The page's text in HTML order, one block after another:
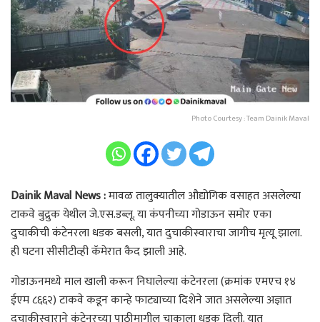
Photo Courtesy : Team Dainik Maval
Dainik Maval News :मावळ तालुक्यातील औद्योगिक वसाहत असलेल्या
टाकवे बुद्रुक येथील जे.एस.डब्लू. या कंपनीच्या गोडाऊन समोर एका
दुचाकीची कंटेनरला धडक बसली, यात दुचाकीस्वाराचा जागीच मृत्यू झाला.
ही घटना सीसीटीव्ही कॅमेरात कैद झाली आहे.
गोडाऊनमध्ये माल खाली करून निघालेल्या कंटेनरला (क्रमांक एमएच १४
ईएम ८६६२) टाकवे कडून कान्हे फाट्याच्या दिशेने जात असलेल्या अज्ञात